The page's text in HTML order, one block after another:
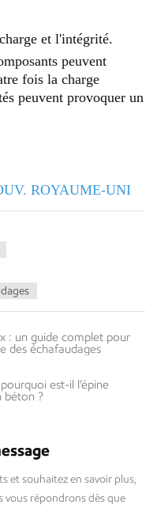
et l'intégrité.
peuvent
fois la charge
peuvent provoquer un
ROYAUME-UNI
: un guide complet pour
des échafaudages
est-il l’épine
béton ?
et souhaitez en savoir plus,
vous répondrons dès que